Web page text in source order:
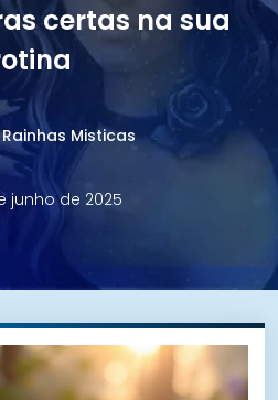
certas na sua
Rainhas Misticas
junho de 2025